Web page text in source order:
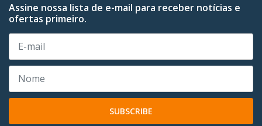
Assine nossa lista de e-mail para receber notícias e
ofertas primeiro.
SUBSCRIBE